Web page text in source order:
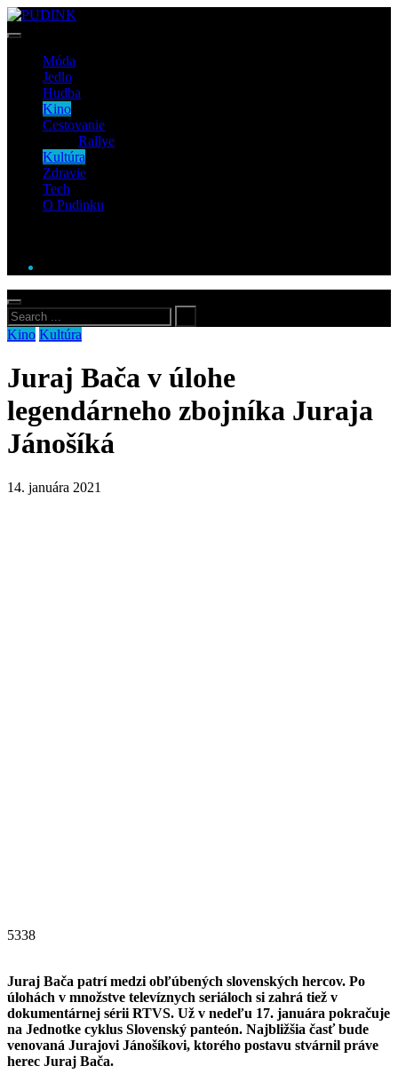
Móda
Jedlo
Hudba
Kino
Cestovanie
Rallye
Kultúra
Zdravie
Tech
O Pudinku
Kino Kultúra
Juraj Bača v úlohe
legendárneho zbojníka Juraja
Jánošíká
14. januára 2021
5338
Juraj Bača patrí medzi obľúbených slovenských hercov. Po
úlohách v množstve televíznych seriáloch si zahrá tiež v
dokumentárnej sérii RTVS. Už v nedeľu 17. januára pokračuje
na Jednotke cyklus Slovenský panteón. Najbližšia časť bude
venovaná Jurajovi Jánošíkovi, ktorého postavu stvárnil práve
herec Juraj Bača.